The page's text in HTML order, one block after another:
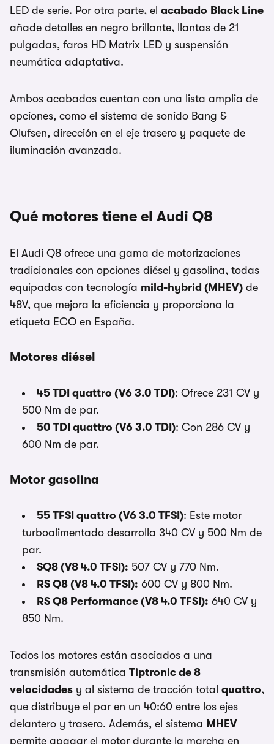
LED de serie. Por otra parte, el acabado Black Line
añade detalles en negro brillante, llantas de 21
pulgadas, faros HD Matrix LED y suspensión
neumática adaptativa.
Ambos acabados cuentan con una lista amplia de
opciones, como el sistema de sonido Bang &
Olufsen, dirección en el eje trasero y paquete de
iluminación avanzada.
Qué motores tiene el Audi Q8
El Audi Q8 ofrece una gama de motorizaciones
tradicionales con opciones diésel y gasolina, todas
equipadas con tecnología mild-hybrid (MHEV) de
48V, que mejora la eficiencia y proporciona la
etiqueta ECO en España.
Motores diésel
45 TDI quattro (V6 3.0 TDI): Ofrece 231 CV y
500 Nm de par.
50 TDI quattro (V6 3.0 TDI): Con 286 CV y
600 Nm de par.
Motor gasolina
55 TFSI quattro (V6 3.0 TFSI): Este motor
turboalimentado desarrolla 340 CV y 500 Nm de
par.
SQ8 (V8 4.0 TFSI): 507 CV y 770 Nm.
RS Q8 (V8 4.0 TFSI): 600 CV y 800 Nm.
RS Q8 Performance (V8 4.0 TFSI): 640 CV y
850 Nm.
Todos los motores están asociados a una
transmisión automática Tiptronic de 8
velocidades y al sistema de tracción total quattro,
que distribuye el par en un 40:60 entre los ejes
delantero y trasero. Además, el sistema MHEV
permite apagar el motor durante la marcha en